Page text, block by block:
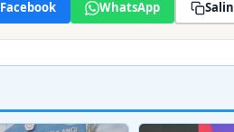
Facebook WhatsApp